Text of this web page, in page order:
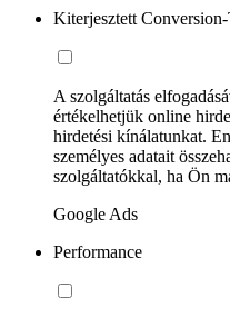
Kiterjesztett
A szolgáltatás
értékelhetjük online
hirdetési kínálatunkat.
személyes adatait
szolgáltatókkal, ha Ön
Google Ads
Performance